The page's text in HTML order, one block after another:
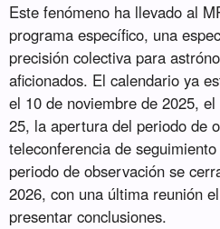
Este fenómeno ha llevado al
programa específico, una
precisión colectiva para
aficionados. El calendario ya
el 10 de noviembre de 2025,
25, la apertura del periodo de
teleconferencia de
periodo de observación se
2026, con una última reunión
presentar conclusiones.